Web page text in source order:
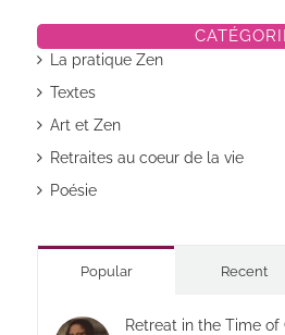
La pratique Zen
Textes
Art et Zen
Retraites au coeur de la vie
Poésie
Popular Recent
Retreat in the Time of